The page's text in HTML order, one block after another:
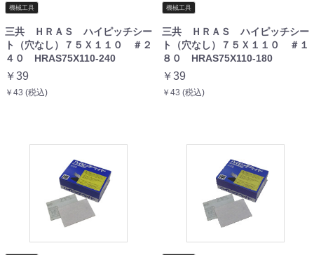
機械工具
三共 ＨＲＡＳ ハイピッチシー
ト（穴なし）７５Ｘ１１０ ＃２
４０ HRAS75X110-240
￥39
￥43 (税込)
機械工具
三共 ＨＲＡＳ ハイピッチシー
ト（穴なし）７５Ｘ１１０ ＃１
８０ HRAS75X110-180
￥39
￥43 (税込)